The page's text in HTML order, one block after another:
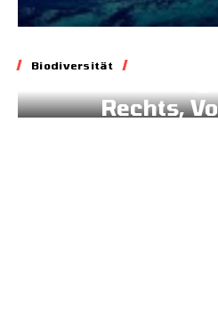
Biodiversität
Rechts,